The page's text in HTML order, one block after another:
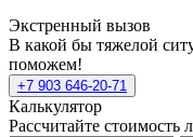
Экстренный вызов
В какой бы тяжелой
поможем!
+7 903 646-20-71
Калькулятор
Рассчитайте стоимость